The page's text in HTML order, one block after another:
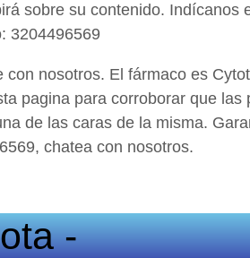
sobre su contenido. Indícanos
3204496569
nosotros. El fármaco es
pagina para corroborar que
de las caras de la misma.
chatea con nosotros.
-